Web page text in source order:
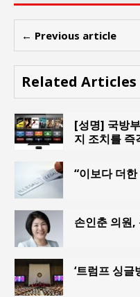
← Previous article
Related Articles
[성명] 국방
지 조치를 즉
“이보다 더
손인춘 의원,
‘트럼프 싱글